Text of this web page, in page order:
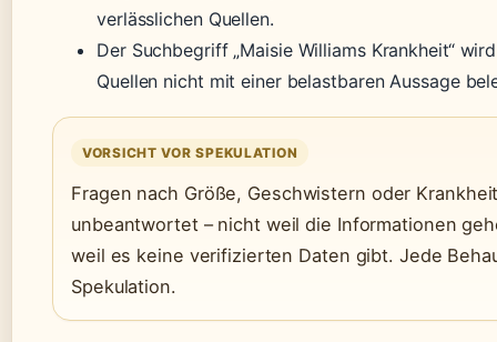
verlässlichen Quellen.
Der Suchbegriff „Maisie Williams Krankheit“
Quellen nicht mit einer belastbaren Aussage
VORSICHT VOR SPEKULATION
Fragen nach Größe, Geschwistern oder
unbeantwortet – nicht weil die Informationen
weil es keine verifizierten Daten gibt. Jede
Spekulation.